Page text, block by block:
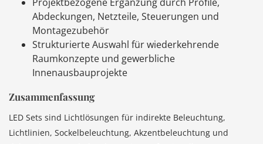
Abdeckungen, Netzteile, Steuerungen und
Montagezubehör
Strukturierte Auswahl für wiederkehrende
Raumkonzepte und gewerbliche
Innenausbauprojekte
Zusammenfassung
LED Sets sind Lichtlösungen für indirekte Beleuchtung,
Lichtlinien, Sockelbeleuchtung, Akzentbeleuchtung und